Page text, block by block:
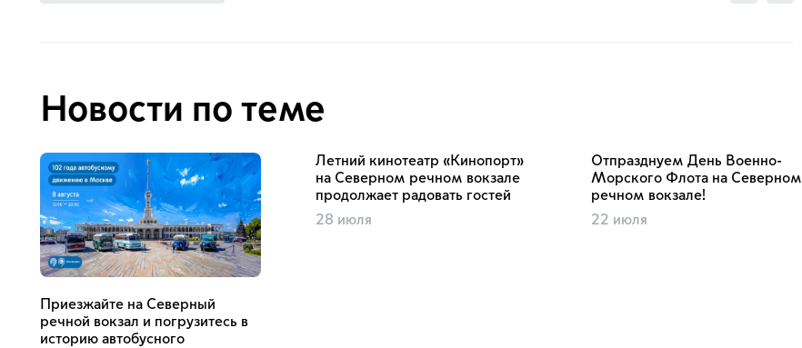
Новости по теме
Приезжайте на Северный
речной вокзал и погрузитесь в
историю автобусного
Летний кинотеатр «Кинопорт»
на Северном речном вокзале
продолжает радовать гостей
28 июля
Отпразднуем День Военно-
Морского Флота на Северном
речном вокзале!
22 июля